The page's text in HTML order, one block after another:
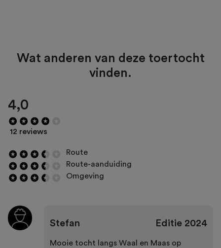
Wat anderen van deze toertocht
vinden.
4,0
12 reviews
Route
Route-aanduiding
Omgeving
Stefan Editie2024
Mooie tocht langs Waal en Maas op